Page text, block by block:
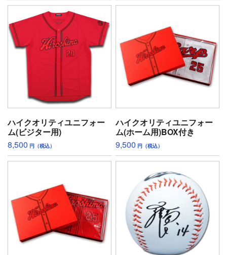
ハイクオリティユニフォー
ム(ビジター用)
8,500 円（税込）
ハイクオリティユニフォー
ム(ホーム用)BOX付き
9,500 円（税込）